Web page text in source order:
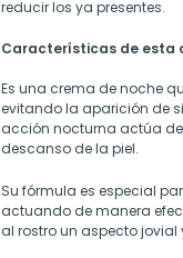
reducir los ya presentes.
Características de esta
Es una crema de noche
evitando la aparición de
acción nocturna actúa
descanso de la piel.
Su fórmula es especial
actuando de manera
al rostro un aspecto jovial